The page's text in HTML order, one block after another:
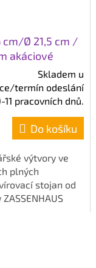
cm/Ø 21,5 cm /
akáciové
Skladem u
termín odeslání
11 pracovních dnů.
Do košíku
výtvory ve
plných
stojan od